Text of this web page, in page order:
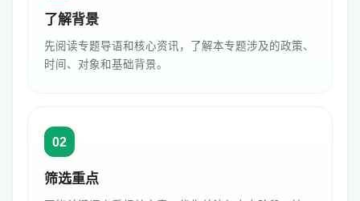
了解背景
先阅读专题导语和核心资讯，了解本专题涉及的政策、
时间、对象和基础背景。
02
筛选重点